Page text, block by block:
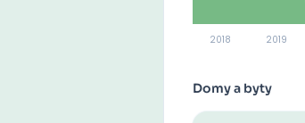
2018 2019
Domy a byty